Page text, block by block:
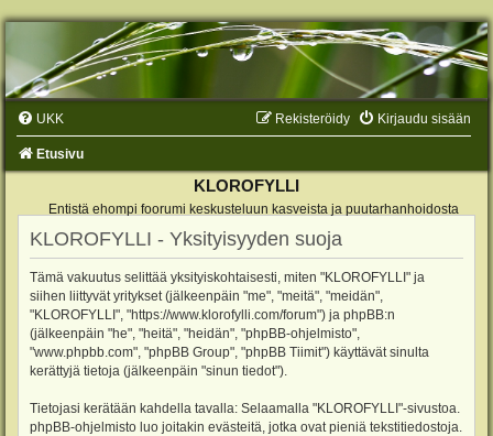
UKK Kirjaudu sisään
Rekisteröidy
Etusivu
KLOROFYLLI
Entistä ehompi foorumi keskusteluun kasveista ja puutarhanhoidosta
KLOROFYLLI - Yksityisyyden suoja
Tämä vakuutus selittää yksityiskohtaisesti, miten "KLOROFYLLI" ja
siihen liittyvät yritykset (jälkeenpäin "me", "meitä", "meidän",
"KLOROFYLLI", "https://www.klorofylli.com/forum") ja phpBB:n
(jälkeenpäin "he", "heitä", "heidän", "phpBB-ohjelmisto",
"www.phpbb.com", "phpBB Group", "phpBB Tiimit") käyttävät sinulta
kerättyjä tietoja (jälkeenpäin "sinun tiedot").
Tietojasi kerätään kahdella tavalla: Selaamalla "KLOROFYLLI"-sivustoa.
phpBB-ohjelmisto luo joitakin evästeitä, jotka ovat pieniä tekstitiedostoja.